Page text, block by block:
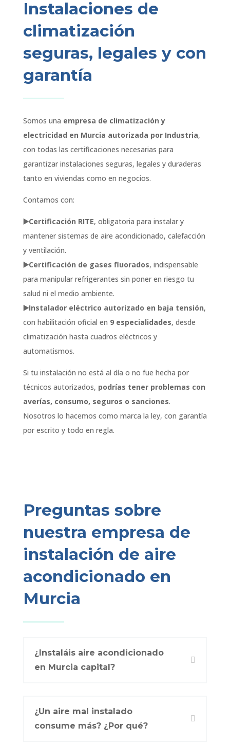
Instalaciones de
climatización
seguras, legales y con
garantía
Somos una empresa de climatización y
electricidad en Murcia autorizada por Industria,
con todas las certificaciones necesarias para
garantizar instalaciones seguras, legales y duraderas
tanto en viviendas como en negocios.
Contamos con:
▶️Certificación RITE, obligatoria para instalar y
mantener sistemas de aire acondicionado, calefacción
y ventilación.
▶️Certificación de gases fluorados, indispensable
para manipular refrigerantes sin poner en riesgo tu
salud ni el medio ambiente.
▶️Instalador eléctrico autorizado en baja tensión,
con habilitación oficial en 9 especialidades, desde
climatización hasta cuadros eléctricos y
automatismos.
Si tu instalación no está al día o no fue hecha por
técnicos autorizados, podrías tener problemas con
averías, consumo, seguros o sanciones.
Nosotros lo hacemos como marca la ley, con garantía
por escrito y todo en regla.
Preguntas sobre
nuestra empresa de
instalación de aire
acondicionado en
Murcia
¿Instaláis aire acondicionado
en Murcia capital?
¿Un aire mal instalado
consume más? ¿Por qué?